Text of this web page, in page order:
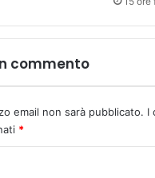
commento
email non sarà pubblicato. I
*